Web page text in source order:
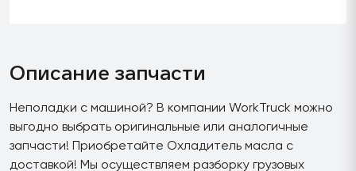
Описание запчасти
Неполадки с машиной? В компании WorkTruck можно
выгодно выбрать оригинальные или аналогичные
запчасти! Приобретайте Охладитель масла с
доставкой! Мы осуществляем разборку грузовых